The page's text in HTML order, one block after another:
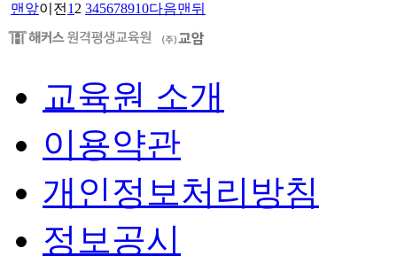
맨앞이전 1 2 345678910다음맨뒤
교육원 소개
이용약관
개인정보처리방침
정보공시